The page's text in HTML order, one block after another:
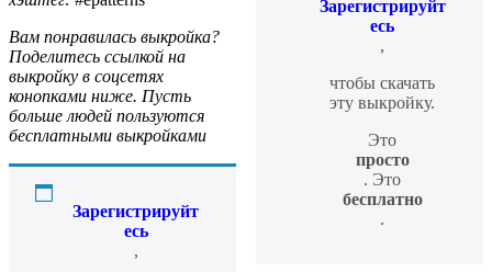
Вам понравилась выкройка?
Поделитесь ссылкой на
выкройку в соцсетях
конопками ниже. Пусть
больше людей пользуются
бесплатными выкройками
Зарегистрируйт
есь
,
Зарегистрируйт
есь
,
чтобы скачать
эту выкройку.
Это
просто
. Это
бесплатно
.